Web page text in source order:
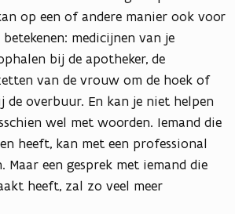
op een of andere manier ook voor
medicijnen van je
bij de apotheker, de
van de vrouw om de hoek of
de overbuur. En kan je niet helpen
wel met woorden. Iemand die
heeft, kan met een professional
Maar een gesprek met iemand die
heeft, zal zo veel meer